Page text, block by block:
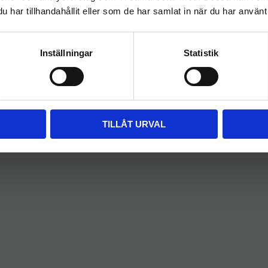
har tillhandahållit eller som de har samlat in när du har
Inställningar Statistik
TILLÅT URVAL
FÖRETAG
Priser visas exkl. moms
PRIVAT
Priser visas inkl. moms